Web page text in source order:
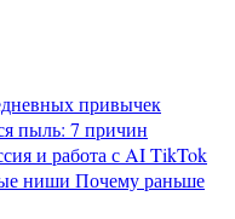
привычек
пыль: 7 причин
и работа с AITikTok
ниши Почему раньше